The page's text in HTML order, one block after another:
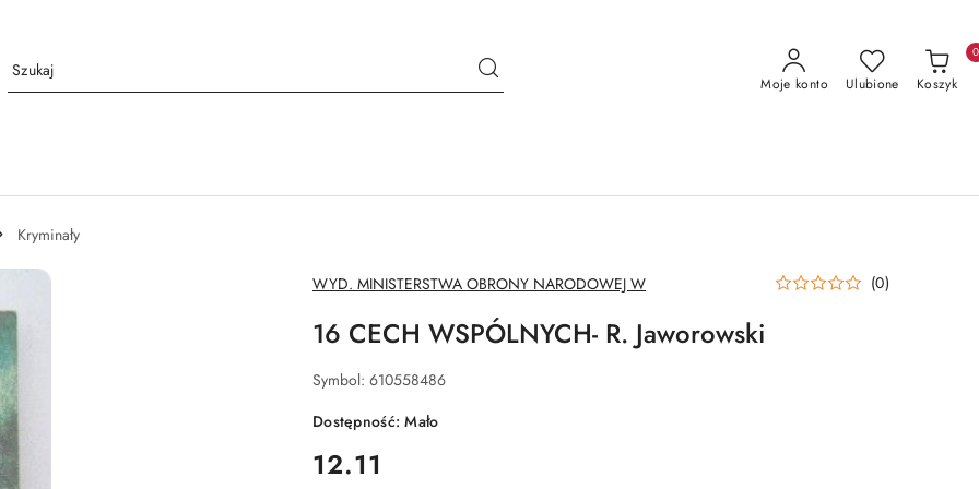
Moje konto Ulubione Koszyk
0
Kryminały
NAZWA
PRODUCENTA:
WYD. MINISTERSTWA OBRONY NARODOWEJ W (0)
16 CECH WSPÓLNYCH- R. Jaworowski
Symbol: 610558486
Dostępność:Mało
cena:
12.11